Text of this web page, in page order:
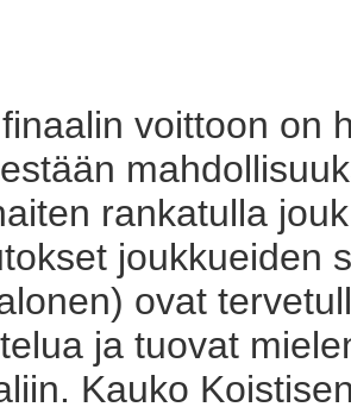
voittoon on
rankatulla
joukkueiden
ovat
ja tuovat
Kauko